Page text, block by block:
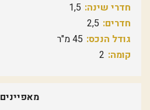
חדרי שינה: 1,5
חדרים: 2,5
גודל הנכס: 45 מ"ר
קומה: 2
מאפיינים